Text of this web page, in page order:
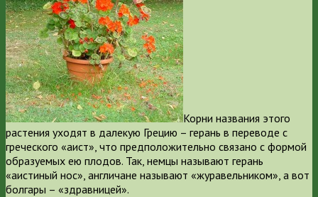
Корни названия этого
растения уходят в далекую Грецию – герань в переводе с
греческого «аист», что предположительно связано с формой
образуемых ею плодов. Так, немцы называют герань
«аистиный нос», англичане называют «журавельником», а вот
болгары – «здравницей».